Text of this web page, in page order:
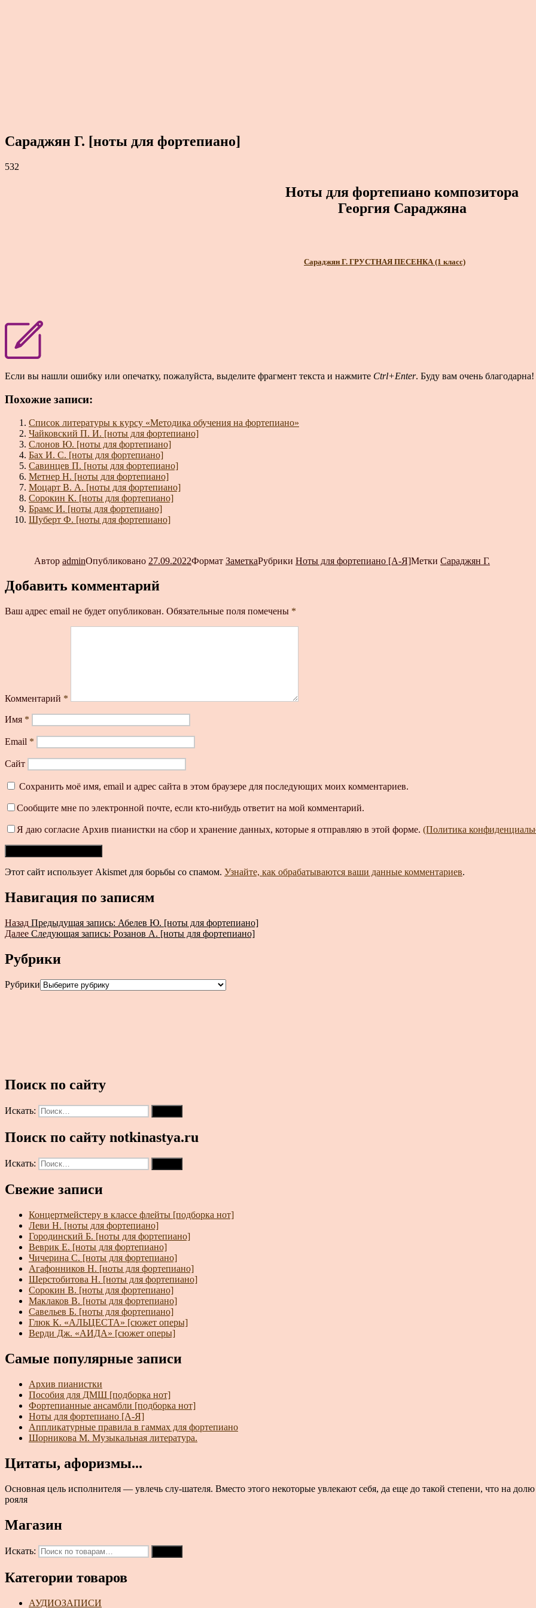
Сараджян Г. [ноты для фортепиано]
532
Ноты для фортепиано композитора
Георгия Сараджяна
Сараджян Г. ГРУСТНАЯ ПЕСЕНКА (1 класс)
Если вы нашли ошибку или опечатку, пожалуйста, выделите фрагмент текста и нажмите Ctrl+Enter. Буду вам очень благодарна!
Похожие записи:
Список литературы к курсу «Методика обучения на фортепиано»
Чайковский П. И. [ноты для фортепиано]
Слонов Ю. [ноты для фортепиано]
Бах И. С. [ноты для фортепиано]
Савинцев П. [ноты для фортепиано]
Метнер Н. [ноты для фортепиано]
Моцарт В. А. [ноты для фортепиано]
Сорокин К. [ноты для фортепиано]
Брамс И. [ноты для фортепиано]
Шуберт Ф. [ноты для фортепиано]
Автор adminОпубликовано 27.09.2022Формат ЗаметкаРубрики Ноты для фортепиано [А-Я]Метки Сараджян Г.
Добавить комментарий
Ваш адрес email не будет опубликован. Обязательные поля помечены *
Комментарий *
Имя *
Email *
Сайт
Сохранить моё имя, email и адрес сайта в этом браузере для последующих моих комментариев.
Сообщите мне по электронной почте, если кто-нибудь ответит на мой комментарий.
Я даю согласие Архив пианистки на сбор и хранение данных, которые я отправляю в этой форме. (Политика
Этот сайт использует Akismet для борьбы со спамом. Узнайте, как обрабатываются ваши данные комментариев.
Навигация по записям
Назад Предыдущая запись: Абелев Ю. [ноты для фортепиано]
Далее Следующая запись: Розанов А. [ноты для фортепиано]
Рубрики
Рубрики
Поиск по сайту
Искать:
Поиск по сайту notkinastya.ru
Искать:
Свежие записи
Концертмейстеру в классе флейты [подборка нот]
Леви Н. [ноты для фортепиано]
Городинский Б. [ноты для фортепиано]
Веврик Е. [ноты для фортепиано]
Чичерина С. [ноты для фортепиано]
Агафонников Н. [ноты для фортепиано]
Шерстобитова Н. [ноты для фортепиано]
Сорокин В. [ноты для фортепиано]
Маклаков В. [ноты для фортепиано]
Савельев Б. [ноты для фортепиано]
Глюк К. «АЛЬЦЕСТА» [сюжет оперы]
Верди Дж. «АИДА» [сюжет оперы]
Самые популярные записи
Архив пианистки
Пособия для ДМШ [подборка нот]
Фортепианные ансамбли [подборка нот]
Ноты для фортепиано [А-Я]
Аппликатурные правила в гаммах для фортепиано
Шорникова М. Музыкальная литература.
Цитаты, афоризмы...
Основная цель исполнителя — увлечь слу-шателя. Вместо этого некоторые увлекают себя, да еще до такой степени, что на
рояля
Магазин
Искать:
Категории товаров
АУДИОЗАПИСИ